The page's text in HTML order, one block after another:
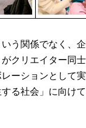
う関係でなく、
クリエイター同
ーションとして実
する社会」に向け